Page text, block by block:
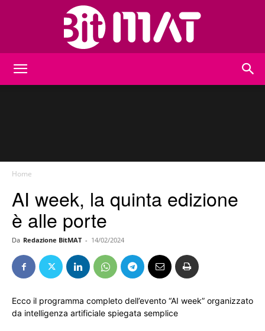
Home
AI week, la quinta edizione
è alle porte
Da Redazione BitMAT - 14/02/2024
Ecco il programma completo dell’evento “AI week” organizzato
da intelligenza artificiale spiegata semplice